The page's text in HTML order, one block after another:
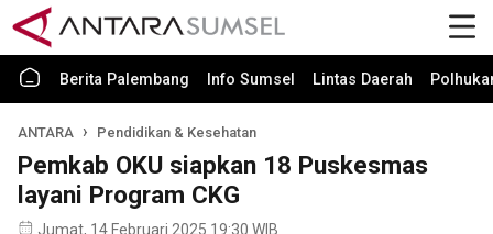
Berita Palembang Info Sumsel Lintas Daerah
ANTARA Pendidikan & Kesehatan
Pemkab OKU siapkan 18 Puskesmas
layani Program CKG
Jumat, 14 Februari 2025 19:30 WIB